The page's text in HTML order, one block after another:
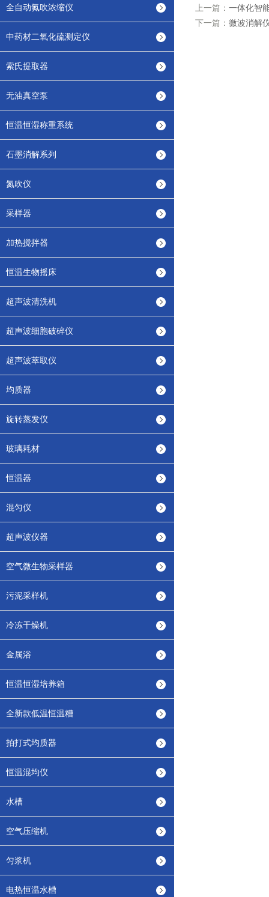
全自动氮吹浓缩仪
中药材二氧化硫测定仪
索氏提取器
无油真空泵
恒温恒湿称重系统
石墨消解系列
氮吹仪
采样器
加热搅拌器
恒温生物摇床
超声波清洗机
超声波细胞破碎仪
超声波萃取仪
均质器
旋转蒸发仪
玻璃耗材
恒温器
混匀仪
超声波仪器
空气微生物采样器
污泥采样机
冷冻干燥机
金属浴
恒温恒湿培养箱
全新款低温恒温糟
拍打式均质器
恒温混均仪
水槽
空气压缩机
匀浆机
电热恒温水槽
上一篇： 一体化智
下一篇： 微波消解